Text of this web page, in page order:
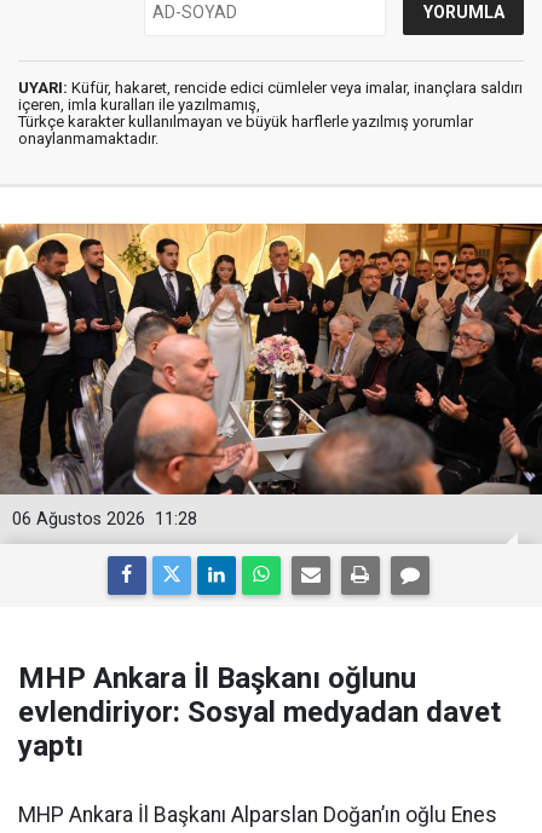
UYARI: Küfür, hakaret, rencide edici cümleler veya imalar, inançlara saldırı
içeren, imla kuralları ile yazılmamış,
Türkçe karakter kullanılmayan ve büyük harflerle yazılmış yorumlar
onaylanmamaktadır.
11:28
06 Ağustos 2026
MHP Ankara İl Başkanı oğlunu
evlendiriyor: Sosyal medyadan davet
yaptı
MHP Ankara İl Başkanı Alparslan Doğan’ın oğlu Enes